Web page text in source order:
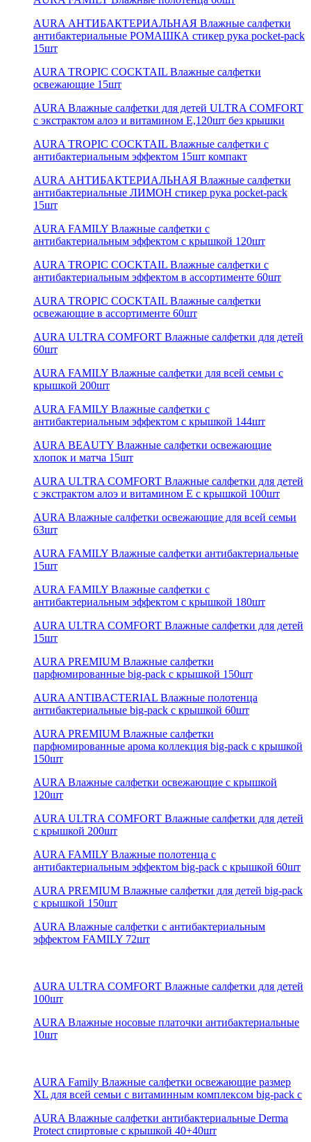
AURA АНТИБАКТЕРИАЛЬНАЯ Влажные салфетки
антибактериальные РОМАШКА стикер рука pocket-pack
15шт
AURA TROPIC COCKTAIL Влажные салфетки
освежающие 15шт
AURA Влажные салфетки для детей ULTRA COMFORT
с экстрактом алоэ и витамином Е,120шт без крышки
AURA TROPIC COCKTAIL Влажные салфетки с
антибактериальным эффектом 15шт компакт
AURA АНТИБАКТЕРИАЛЬНАЯ Влажные салфетки
антибактериальные ЛИМОН стикер рука pocket-pack
15шт
AURA FAMILY Влажные салфетки с
антибактериальным эффектом с крышкой 120шт
AURA TROPIC COCKTAIL Влажные салфетки c
антибактериальным эффектом в ассортименте 60шт
AURA TROPIC COCKTAIL Влажные салфетки
освежающие в ассортименте 60шт
AURA ULTRA COMFORT Влажные салфетки для детей
60шт
AURA FAMILY Влажные салфетки для всей семьи с
крышкой 200шт
AURA FAMILY Влажные салфетки с
антибактериальным эффектом с крышкой 144шт
AURA BEAUTY Влажные салфетки освежающие
хлопок и матча 15шт
AURA ULTRA COMFORT Влажные салфетки для детей
с экстрактом алоэ и витамином Е с крышкой 100шт
AURA Влажные салфетки освежающие для всей семьи
63шт
AURA FAMILY Влажные салфетки антибактериальные
15шт
AURA FAMILY Влажные салфетки с
антибактериальным эффектом с крышкой 180шт
AURA ULTRA COMFORT Влажные салфетки для детей
15шт
AURA PREMIUM Влажные салфетки
парфюмированные big-pack с крышкой 150шт
AURA ANTIBACTERIAL Влажные полотенца
антибактериальные big-pack с крышкой 60шт
AURA PREMIUM Влажные салфетки
парфюмированные арома коллекция big-pack с крышкой
150шт
AURA Влажные салфетки освежающие с крышкой
120шт
AURA ULTRA COMFORT Влажные салфетки для детей
с крышкой 200шт
AURA FAMILY Влажные полотенца с
антибактериальным эффектом big-pack с крышкой 60шт
AURA PREMIUM Влажные салфетки для детей big-pack
с крышкой 150шт
AURA Влажные салфетки с антибактериальным
эффектом FAMILY 72шт
AURA ULTRA COMFORT Влажные салфетки для детей
100шт
AURA Влажные носовые платочки антибактериальные
10шт
AURA Family Влажные салфетки освежающие размер
XL для всей семьи с витаминным комплексом big-pack с
AURA Влажные салфетки антибактериальные Derma
Protect спиртовые с крышкой 40+40шт